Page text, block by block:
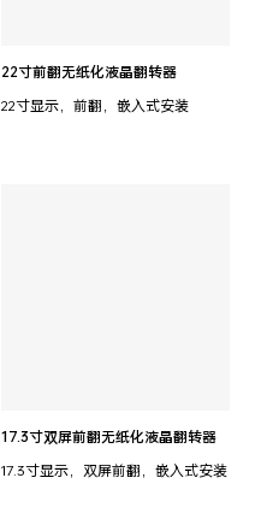
22寸前翻无纸化液晶翻转器
22寸显示，前翻，嵌入式安装
17.3寸双屏前翻无纸化液晶翻转器
17.3寸显示，双屏前翻，嵌入式安装